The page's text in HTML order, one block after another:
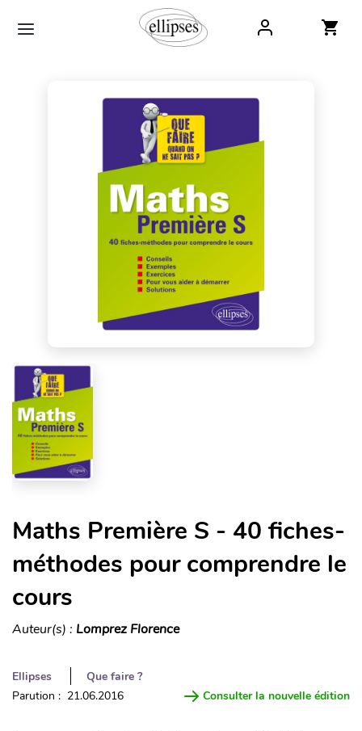
Maths Première S - 40 fiches-
méthodes pour comprendre le
cours
Auteur(s) : Lomprez Florence
Ellipses
Que faire ?
Parution : 21.06.2016
Consulter la nouvelle édition